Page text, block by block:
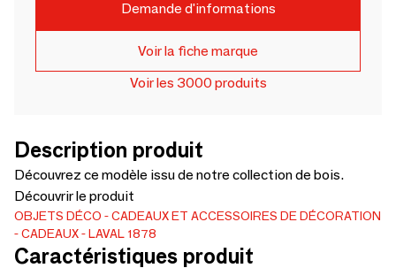
Demande d'informations
Voir la fiche marque
Voir les 3000 produits
Description produit
Découvrez ce modèle issu de notre collection de bois.
Découvrir le produit
OBJETS DÉCO
CADEAUX ET ACCESSOIRES DE DÉCORATION
CADEAUX
LAVAL 1878
Caractéristiques produit